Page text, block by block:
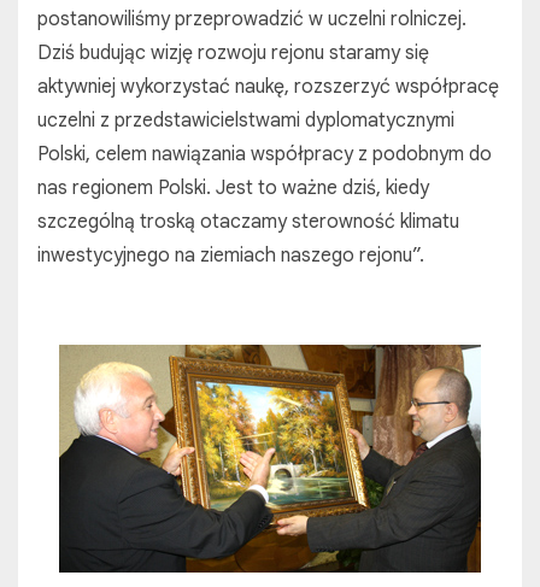
postanowiliśmy przeprowadzić w uczelni rolniczej.
Dziś budując wizję rozwoju rejonu staramy się
aktywniej wykorzystać naukę, rozszerzyć współpracę
uczelni z przedstawicielstwami dyplomatycznymi
Polski, celem nawiązania współpracy z podobnym do
nas regionem Polski. Jest to ważne dziś, kiedy
szczególną troską otaczamy sterowność klimatu
inwestycyjnego na ziemiach naszego rejonu”.